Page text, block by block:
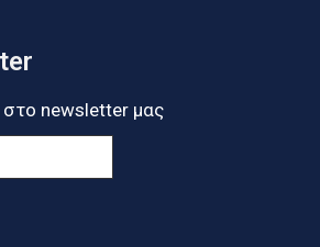
στο newsletter μας